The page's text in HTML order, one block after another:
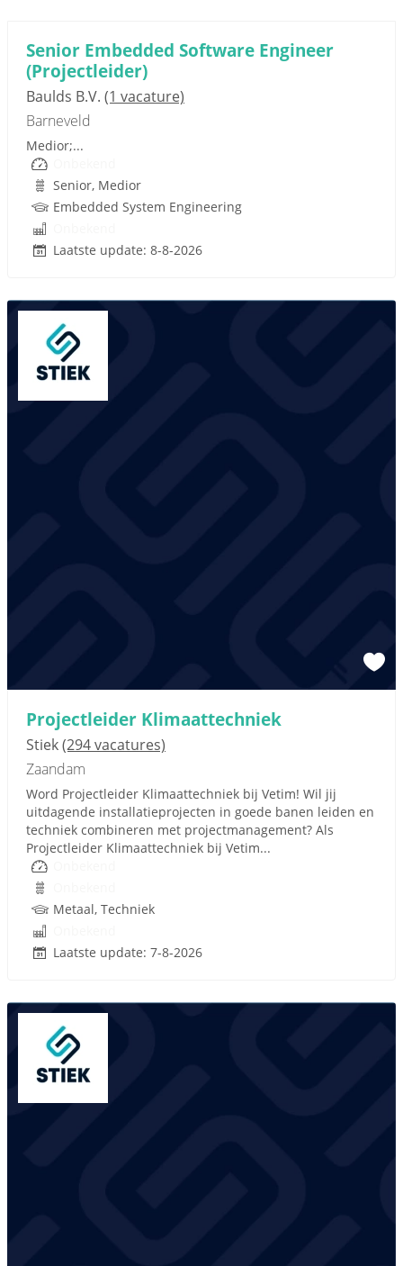
Senior Embedded Software Engineer
(Projectleider)
Baulds B.V. (1 vacature)
Barneveld
Medior;...
Senior, Medior
Embedded System Engineering
Laatste update: 8-8-2026
Projectleider Klimaattechniek
Stiek(294 vacatures)
Zaandam
Word Projectleider Klimaattechniek bij Vetim! Wil jij
uitdagende installatieprojecten in goede banen leiden en
techniek combineren met projectmanagement? Als
Projectleider Klimaattechniek bij Vetim...
Metaal, Techniek
Laatste update: 7-8-2026